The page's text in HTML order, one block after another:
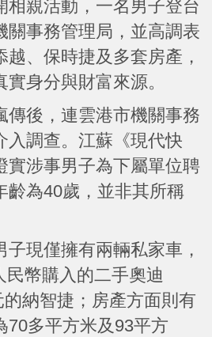
相親活動，一名男子登台
關事務管理局，並高調表
、保時捷及多套房產，
身分與財富來源。
傳後，連雲港市機關事務
入調查。江蘇《現代快
實涉事男子為下屬單位聘
齡為40歲，並非其所稱
現僅擁有兩輛私家車，
幣購入的二手奧迪
納智捷；房產方面則有
70多平方米及93平方